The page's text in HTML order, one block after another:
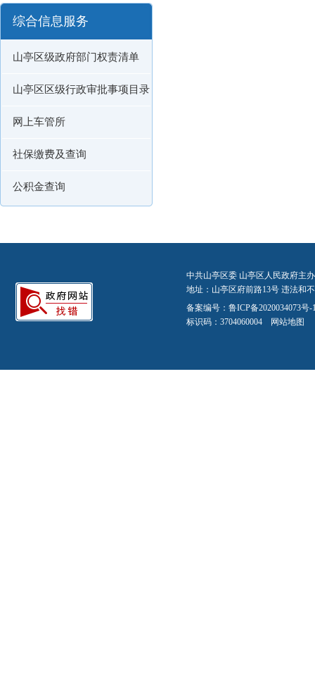
综合信息服务
山亭区级政府部门权责清单
山亭区区级行政审批事项目录
网上车管所
社保缴费及查询
公积金查询
中共山亭区委 山亭区人民政府主
地址：山亭区府前路13号 违法和
备案编号： 鲁ICP备2020034073号-
标识码：3704060004 网站地图